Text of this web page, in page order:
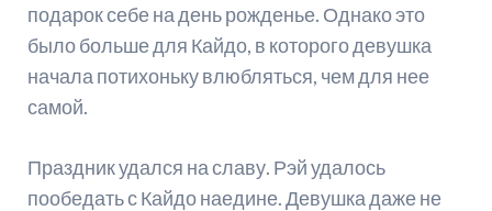
подарок себе на день рожденье. Однако это
было больше для Кайдо, в которого девушка
начала потихоньку влюбляться, чем для нее
самой.
Праздник удался на славу. Рэй удалось
пообедать с Кайдо наедине. Девушка даже не